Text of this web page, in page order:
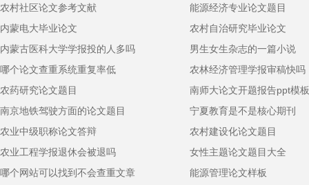
农村社区论文参考文献
能源经济专业论文题目
内蒙电大毕业论文
农村自治研究毕业论文
内蒙古医科大学学报投的人多吗
男生女生杂志的一篇小说
哪个论文查重系统重复率低
农林经济管理学报审稿快吗
农药研究论文题目
南师大论文开题报告ppt模板
南京地铁驾驶方面的论文题目
宁夏教育是不是核心期刊
农业中级职称论文答辩
农村建设化论文题目
农业工程学报退休会被退吗
女性主题论文题目大全
哪个网站可以找到不会查重文章
能源管理论文样板